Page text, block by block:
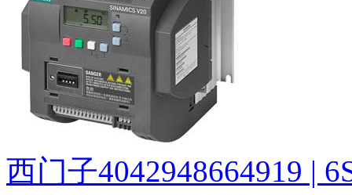
西门子4042948664919 |